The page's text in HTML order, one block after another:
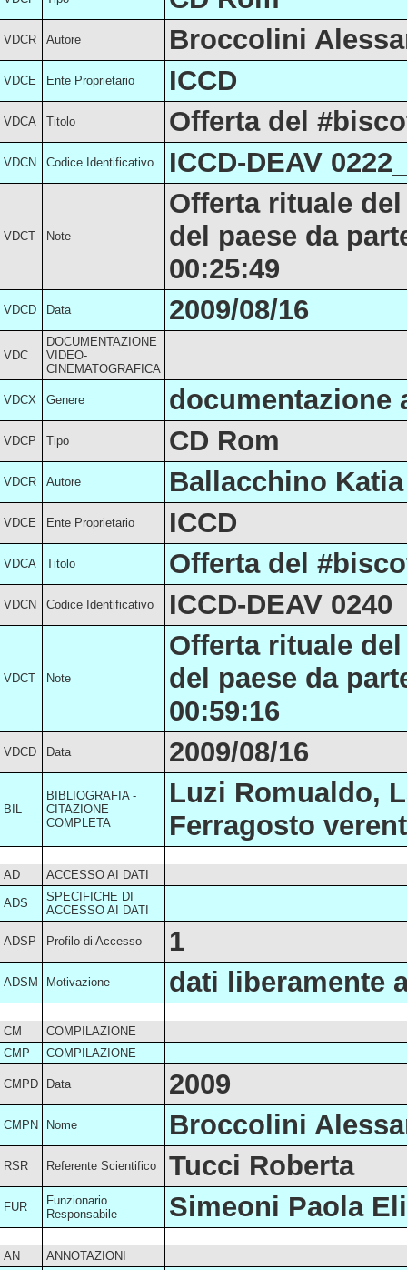
VDCR Autore Broccolini
VDCE Ente Proprietario ICCD
VDCA Titolo Offerta del
VDCN Codice Identificativo ICCD-DEAV
VDCT Note
Offerta rituale
del paese da
00:25:49
VDCD Data 2009/08/16
VDC
DOCUMENTAZIONE
VIDEO-
CINEMATOGRAFICA
VDCX Genere documentazione
VDCP Tipo CD Rom
VDCR Autore Ballacchino Katia
VDCE Ente Proprietario ICCD
VDCA Titolo Offerta del
VDCN Codice Identificativo ICCD-DEAV 0240
VDCT Note
Offerta rituale
del paese da
00:59:16
VDCD Data 2009/08/16
BIL
BIBLIOGRAFIA -
CITAZIONE
COMPLETA
Luzi Romualdo,
Ferragosto
AD ACCESSO AI DATI
ADS
SPECIFICHE DI
ACCESSO AI DATI
ADSP Profilo di Accesso 1
ADSM Motivazione dati liberamente
CM
COMPILAZIONE
CMP
COMPILAZIONE
CMPD Data 2009
CMPN Nome Broccolini
RSR Referente Scientifico Tucci Roberta
FUR
Funzionario
Responsabile
Simeoni Paola
AN ANNOTAZIONI